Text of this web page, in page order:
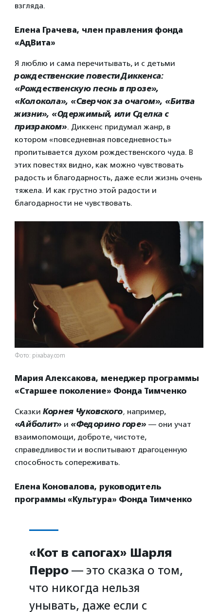
взгляда.
Елена Грачева, член правления фонда
«АдВита»
Я люблю и сама перечитывать, и с детьми
рождественские повести Диккенса:
«Рождественскую песнь в прозе»,
«Колокола», «Сверчок за очагом», «Битва
жизни», «Одержимый, или Сделка с
призраком». Диккенс придумал жанр, в
котором «повседневная повседневность»
пропитывается духом рождественского чуда. В
этих повестях видно, как можно чувствовать
радость и благодарность, даже если жизнь очень
тяжела. И как грустно этой радости и
благодарности не чувствовать.
Фото: pixabay.com
Мария Алексакова, менеджер программы
«Старшее поколение» Фонда Тимченко
Сказки Корнея Чуковского, например,
«Айболит» и «Федорино горе» — они учат
взаимопомощи, доброте, чистоте,
справедливости и воспитывают драгоценную
способность сопереживать.
Елена Коновалова, руководитель
программы «Культура» Фонда Тимченко
«Кот в сапогах» Шарля
Перро — это сказка о том,
что никогда нельзя
унывать, даже если с